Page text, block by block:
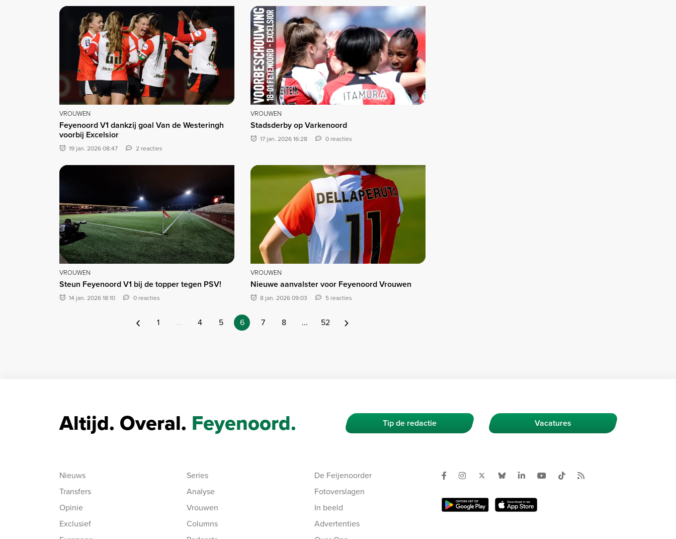
VROUWEN
Feyenoord V1 dankzij goal Van de Westeringh
voorbij Excelsior
19 jan. 2026 08:47 2 reacties
VROUWEN
Stadsderby op Varkenoord
17 jan. 2026 16:28 0 reacties
VROUWEN
Steun Feyenoord V1 bij de topper tegen PSV!
14 jan. 2026 18:10 0 reacties
VROUWEN
Nieuwe aanvalster voor Feyenoord Vrouwen
8 jan. 2026 09:03 5 reacties
‹ 1 ... 4 5 6 7 8 ... 52 ›
Altijd. Overal. Feyenoord. Tip de redactie Vacatures
Nieuws
Transfers
Opinie
Exclusief
Series
Analyse
Vrouwen
Columns
De Feijenoorder
Fotoverslagen
In beeld
Advertenties